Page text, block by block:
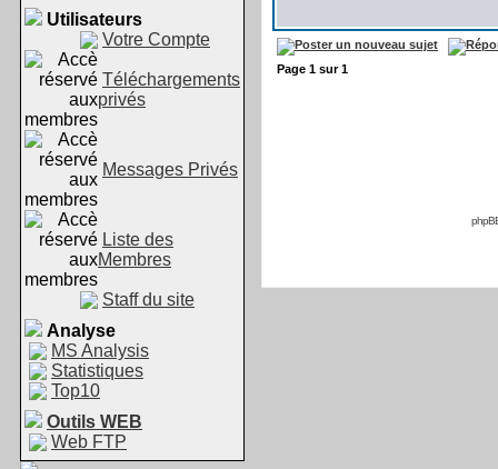
Utilisateurs
Votre Compte
Téléchargements
privés
Messages Privés
Liste des
Membres
Staff du site
Analyse
MS Analysis
Statistiques
Top10
Outils WEB
Web FTP
Page 1 sur1